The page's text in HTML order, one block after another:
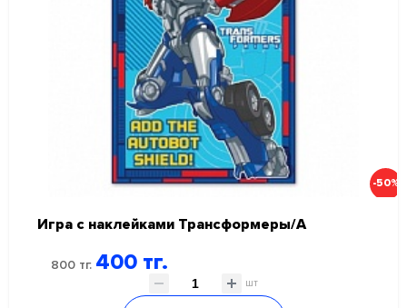
-50%
Игра с наклейками Трансформеры/А
800 тг. 400 тг.
шт